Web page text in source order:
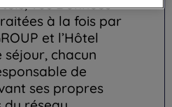
vos Données
à la fois par
et l’Hôtel
chacun
de
ses propres